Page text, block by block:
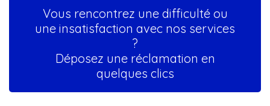
Vous rencontrez une difficulté ou
une insatisfaction avec nos services
?
Déposez une réclamation en
quelques clics